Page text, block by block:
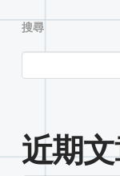
搜尋
近期